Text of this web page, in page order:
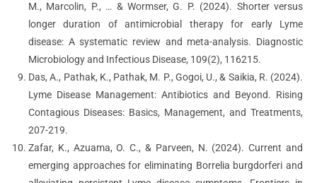
M., Marcolin, P., … & Wormser, G. P. (2024). Shorter versus
longer duration of antimicrobial therapy for early Lyme
disease: A systematic review and meta-analysis. Diagnostic
Microbiology and Infectious Disease, 109(2), 116215.
Das, A., Pathak, K., Pathak, M. P., Gogoi, U., & Saikia, R. (2024).
Lyme Disease Management: Antibiotics and Beyond. Rising
Contagious Diseases: Basics, Management, and Treatments,
207-219.
Zafar, K., Azuama, O. C., & Parveen, N. (2024). Current and
emerging approaches for eliminating Borrelia burgdorferi and